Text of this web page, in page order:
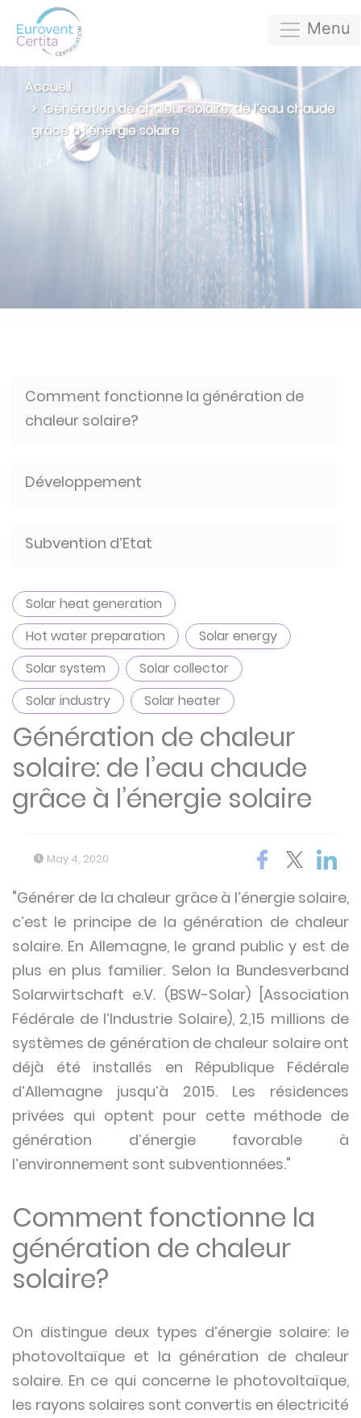
Menu
Accueil
Génération de chaleur solaire: de l’eau chaude
grâce à l’énergie solaire
Comment fonctionne la génération de
chaleur solaire?
Développement
Subvention d’Etat
Solar heat generation
Hot water preparation
Solar energy
Solar system
Solar collector
Solar industry
Solar heater
Génération de chaleur
solaire: de l’eau chaude
grâce à l’énergie solaire
May 4, 2020
"Générer de la chaleur grâce à l’énergie solaire,
c’est le principe de la génération de chaleur
solaire. En Allemagne, le grand public y est de
plus en plus familier. Selon la Bundesverband
Solarwirtschaft e.V. (BSW-Solar) [Association
Fédérale de l’Industrie Solaire), 2,15 millions de
systèmes de génération de chaleur solaire ont
déjà été installés en République Fédérale
d’Allemagne jusqu’à 2015. Les résidences
privées qui optent pour cette méthode de
génération d’énergie favorable à
l’environnement sont subventionnées."
Comment fonctionne la
génération de chaleur
solaire?
On distingue deux types d’énergie solaire: le
photovoltaïque et la génération de chaleur
solaire. En ce qui concerne le photovoltaïque,
les rayons solaires sont convertis en électricité